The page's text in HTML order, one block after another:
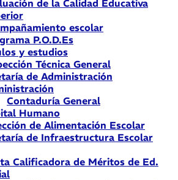
de la Calidad Educativa
escolar
P.O.D.Es
y estudios
Técnica General
de Administración
Contaduría General
Humano
de Alimentación Escolar
de Infraestructura Escolar
Calificadora de Méritos de Ed.